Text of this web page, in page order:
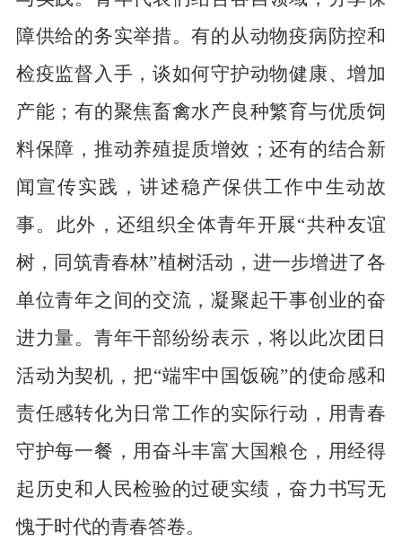
障供给的务实举措。有的从动物疫病防控和
检疫监督入手，谈如何守护动物健康、增加
产能；有的聚焦畜禽水产良种繁育与优质饲
料保障，推动养殖提质增效；还有的结合新
闻宣传实践，讲述稳产保供工作中生动故
事。此外，还组织全体青年开展“共种友谊
树，同筑青春林”植树活动，进一步增进了各
单位青年之间的交流，凝聚起干事创业的奋
进力量。青年干部纷纷表示，将以此次团日
活动为契机，把“端牢中国饭碗”的使命感和
责任感转化为日常工作的实际行动，用青春
守护每一餐，用奋斗丰富大国粮仓，用经得
起历史和人民检验的过硬实绩，奋力书写无
愧于时代的青春答卷。